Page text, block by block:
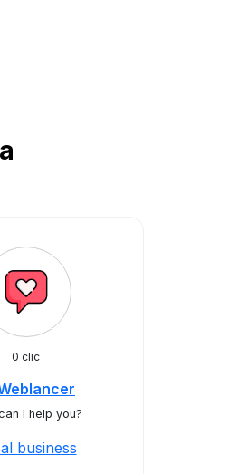
0 clic
I help you?
business